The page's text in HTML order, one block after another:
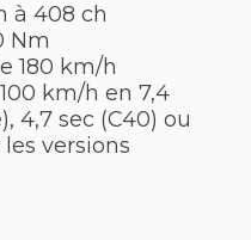
à 408 ch
Nm
180 km/h
km/h en 7,4
4,7 sec (C40) ou
versions